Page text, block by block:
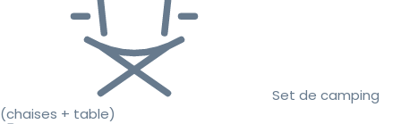
Set de camping
(chaises + table)